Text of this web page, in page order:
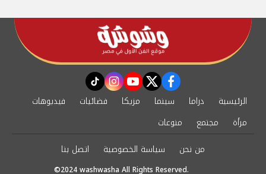
facebook
twitter
youtube
instagram
tiktok
الرئيسية دراما سينما مزيكا فضائيات
فيديوهات
مرأة
مجتمع
منوعات
من نحن
سياسة الخصوصية اتصل بنا
©2024 washwasha All Rights Reserved.